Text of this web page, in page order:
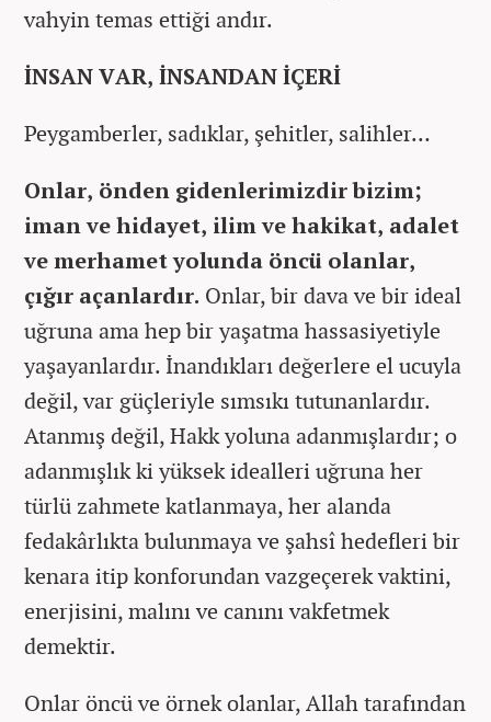
vahyin temas ettiği andır.
İNSAN VAR, İNSANDAN İÇERİ
Peygamberler, sadıklar, şehitler, salihler…
Onlar, önden gidenlerimizdir bizim;
iman ve hidayet, ilim ve hakikat, adalet
ve merhamet yolunda öncü olanlar,
çığır açanlardır. Onlar, bir dava ve bir ideal
uğruna ama hep bir yaşatma hassasiyetiyle
yaşayanlardır. İnandıkları değerlere el ucuyla
değil, var güçleriyle sımsıkı tutunanlardır.
Atanmış değil, Hakk yoluna adanmışlardır; o
adanmışlık ki yüksek idealleri uğruna her
türlü zahmete katlanmaya, her alanda
fedakârlıkta bulunmaya ve şahsî hedefleri bir
kenara itip konforundan vazgeçerek vaktini,
enerjisini, malını ve canını vakfetmek
demektir.
Onlar öncü ve örnek olanlar, Allah tarafından